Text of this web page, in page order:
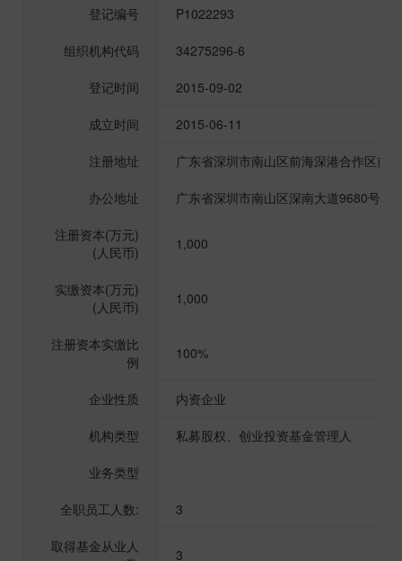
登记编号 P1022293
组织机构代码 34275296-6
登记时间 2015-09-02
成立时间 2015-06-11
注册地址 广东省深圳市南山区前海深港合作区前
办公地址 广东省深圳市南山区深南大道9680号大
注册资本(万元)
(人民币)
1,000
实缴资本(万元)
(人民币)
1,000
注册资本实缴比
例
100%
企业性质 内资企业
机构类型 私募股权、创业投资基金管理人
业务类型
全职员工人数: 3
取得基金从业人
3